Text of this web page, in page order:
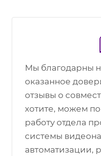
Мы благодарны
оказанное
отзывы о
хотите, можем
работу отдела
системы
автоматизации,